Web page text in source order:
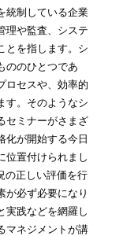
統制している企業
理や監査、システ
とを指します。シ
ののひとつであ
ロセスや、効率的
す。そのようなシ
セミナーがさまざ
化が開始する今日
位置付けられまし
の正しい評価を行
が必ず必要になり
実践などを網羅し
マネジメントが講